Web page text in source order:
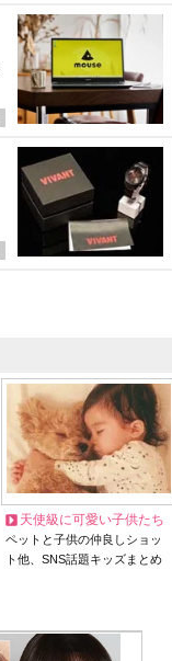
天使級に可愛い子供たち
ペットと子供の仲良しショッ
ト他、SNS話題キッズまとめ